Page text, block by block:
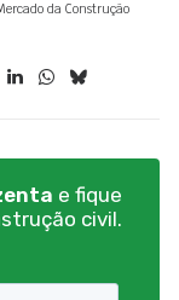
da Construção
e fique
civil.